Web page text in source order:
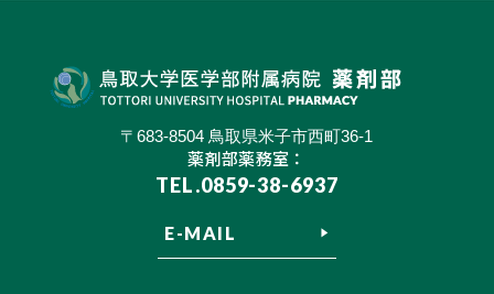
〒683-8504 鳥取県米子市西町36-1
薬剤部薬務室：
TEL.0859-38-6937
E-MAIL